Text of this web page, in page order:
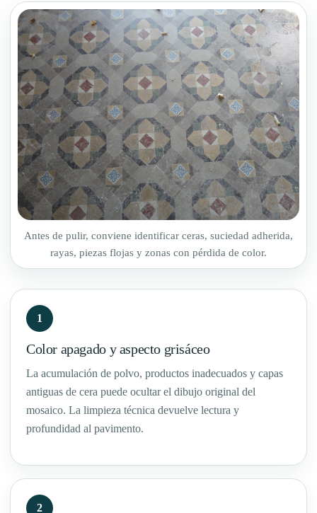
Antes de pulir, conviene identificar ceras, suciedad adherida,
rayas, piezas flojas y zonas con pérdida de color.
1
Color apagado y aspecto grisáceo
La acumulación de polvo, productos inadecuados y capas
antiguas de cera puede ocultar el dibujo original del
mosaico. La limpieza técnica devuelve lectura y
profundidad al pavimento.
2